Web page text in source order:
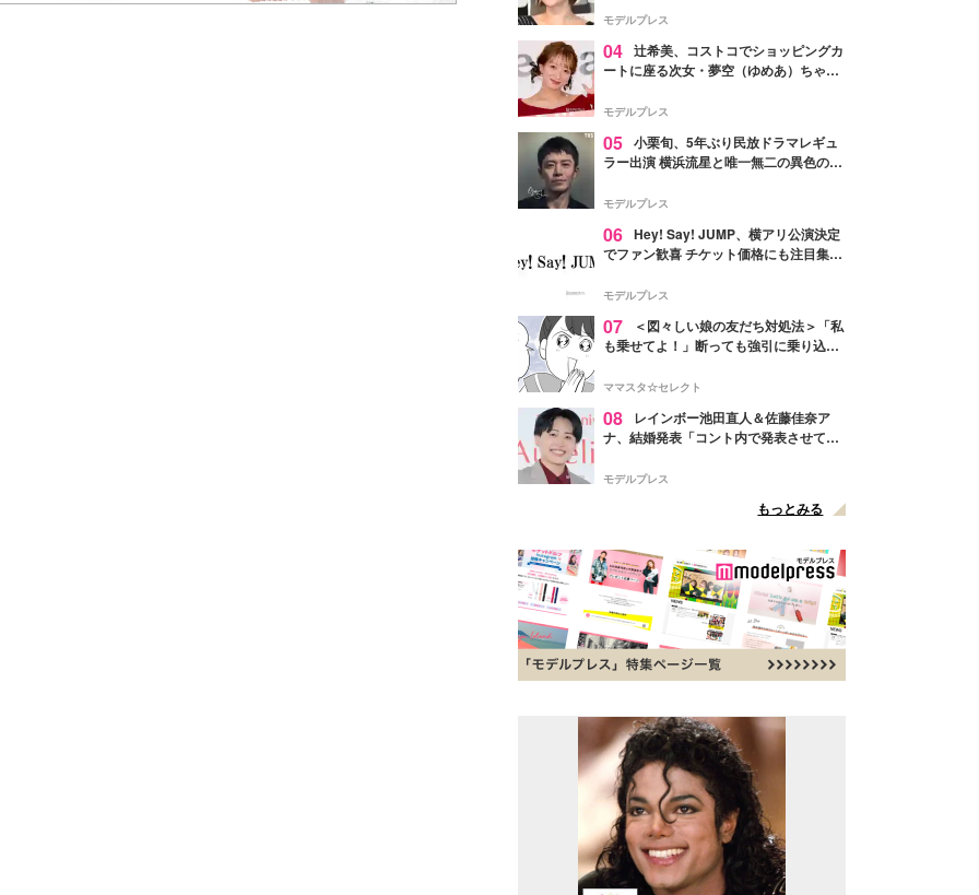
モデルプレス
04 辻希美、コストコでショッピングカ
ートに座る次女・夢空（ゆめあ）ちゃん
ぎ」「成長を感じる」の声
モデルプレス
05 小栗旬、5年ぶり民放ドラマレギュ
ラー出演 横浜流星と唯一無二の異色のバ
モデルプレス
06 Hey! Say! JUMP、横アリ公演決定
でファン歓喜 チケット価格にも注目集ま
モデルプレス
07
＜図々しい娘の友だち対処法＞「私
も乗せてよ！」断っても強引に乗り込ん
ママスタ☆セレクト
08
レインボー池田直人＆佐藤佳奈ア
ナ、結婚発表「コント内で発表させてい
点変更のため
モデルプレス
もっとみる